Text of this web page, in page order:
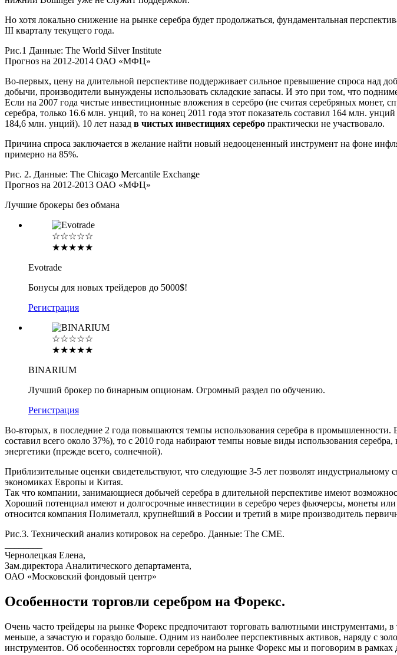
Но хотя локально снижение на рынке серебра будет продолжаться, фундаментальная
III кварталу текущего года.
Рис.1 Данные: The World Silver Institute
Прогноз на 2012-2014 ОАО «МФЦ»
Во-первых, цену на длительной перспективе поддерживает сильное превышение спроса над
добычи, производители вынуждены использовать складские запасы. И это при том, что
Если на 2007 года чистые инвестиционные вложения в серебро (не считая серебряных
серебра, только 16.6 млн. унций, то на конец 2011 года этот показатель составил 164 млн.
184,6 млн. унций). 10 лет назад в чистых инвестициях серебро практически не участвовало.
Причина спроса заключается в желание найти новый недооцененный инструмент на фоне
примерно на 85%.
Рис. 2. Данные: The Chicago Mercantile Exchange
Прогноз на 2012-2013 ОАО «МФЦ»
Лучшие брокеры без обмана
☆☆☆☆☆
★★★★★
Evotrade
Бонусы для новых трейдеров до 5000$!
Регистрация
☆☆☆☆☆
★★★★★
BINARIUM
Лучший брокер по бинарным опционам. Огромный раздел по обучению.
Регистрация
Во-вторых, в последние 2 года повышаются темпы использования серебра в
составил всего около 37%), то с 2010 года набирают темпы новые виды использования
энергетики (прежде всего, солнечной).
Приблизительные оценки свидетельствуют, что следующие 3-5 лет позволят
экономиках Европы и Китая.
Так что компании, занимающиеся добычей серебра в длительной перспективе имеют
Хороший потенциал имеют и долгосрочные инвестиции в серебро через фьючерсы, монеты
относится компания Полиметалл, крупнейший в России и третий в мире производитель
Рис.3. Технический анализ котировок на серебро. Данные: The CME.
Чернолецкая Елена,
Зам.директора Аналитического департамента,
ОАО «Московский фондовый центр»
Особенности торговли серебром на Форекс.
Очень часто трейдеры на рынке Форекс предпочитают торговать валютными инструментами, в
меньше, а зачастую и гораздо больше. Одним из наиболее перспективных активов, наряду с
инструментов. Об особенностях торговли серебром на рынке Форекс мы и поговорим в рамках